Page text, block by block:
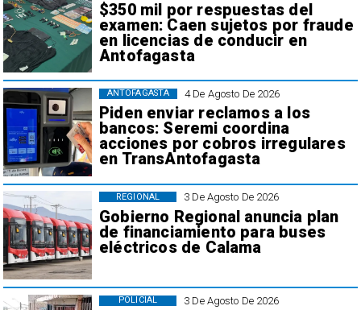
$350 mil por respuestas del
examen: Caen sujetos por fraude
en licencias de conducir en
Antofagasta
4 De Agosto De 2026
Piden enviar reclamos a los
bancos: Seremi coordina
acciones por cobros irregulares
en TransAntofagasta
ANTOFAGASTA
3 De Agosto De 2026
Gobierno Regional anuncia plan
de financiamiento para buses
eléctricos de Calama
REGIONAL
3 De Agosto De 2026
POLICIAL